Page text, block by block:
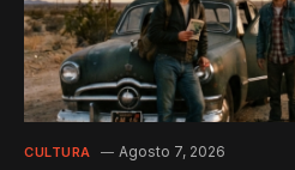
CULTURA Agosto 7, 2026